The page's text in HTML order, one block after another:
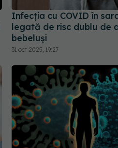
Infecția cu COVID în
legată de risc dublu de
bebeluși
31 oct 2025, 19:27